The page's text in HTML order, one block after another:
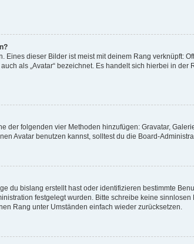
dieser Bilder ist meist mit deinem Rang verknüpft:
als „Avatar“ bezeichnet. Es handelt sich hierbei in
der folgenden vier Methoden hinzufügen: Gravatar,
Avatar benutzen kannst, solltest du die Board-
du bislang erstellt hast oder identifizieren bestimmte
festgelegt wurden. Bitte schreibe keine
Rang unter Umständen einfach wieder zurücksetzen.